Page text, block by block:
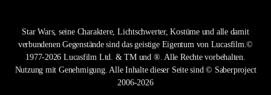
Star Wars, seine Charaktere, Lichtschwerter, Kostüme und alle damit
verbundenen Gegenstände sind das geistige Eigentum von Lucasfilm.©
1977-2026 Lucasfilm Ltd. & TM und ®. Alle Rechte vorbehalten.
Nutzung mit Genehmigung. Alle Inhalte dieser Seite sind © Saberproject
2006-2026